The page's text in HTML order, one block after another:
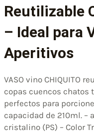
Reutilizable
– Ideal para
Aperitivos
VASO vino CHIQUITO
copas cuencos chatos
perfectos para
capacidad de 210ml. –
cristalino (PS) – Color